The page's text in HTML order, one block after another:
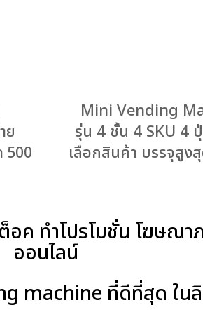
ย
500
Mini Vending
รุ่น 4 ชั้น 4 SKU 4
เลือกสินค้า บรรจุสูง
ค ทำโปรโมชั่น โฆษณ
ออนไลน์
machine ที่ดีที่สุด ใน